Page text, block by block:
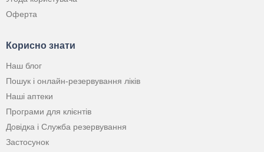
Оферта
Корисно знати
Наш блог
Пошук і онлайн-резервування ліків
Наші аптеки
Програми для клієнтів
Довідка і Служба резервування
Застосунок